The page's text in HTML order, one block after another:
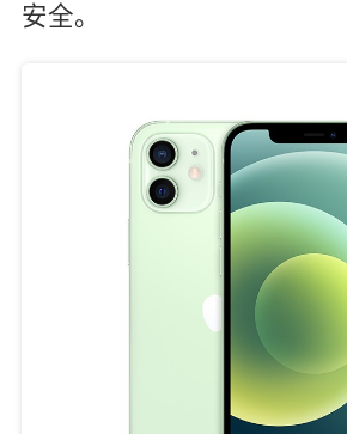
安全。